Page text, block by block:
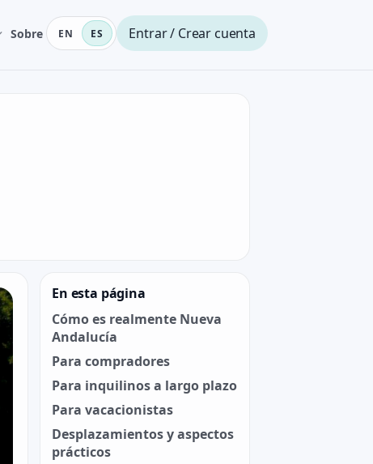
Sobre EN ES Entrar / Crear cuenta
En esta página
Cómo es realmente Nueva
Andalucía
Para compradores
Para inquilinos a largo plazo
Para vacacionistas
Desplazamientos y aspectos
prácticos